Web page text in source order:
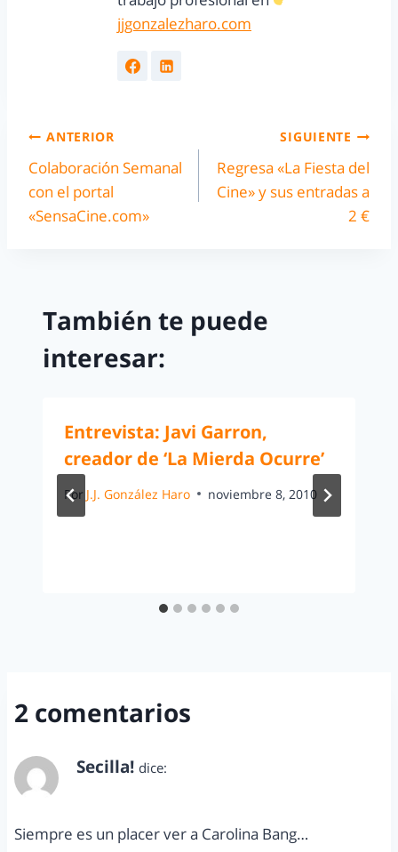
jjgonzalezharo.com
ANTERIOR
Colaboración Semanal
con el portal
«SensaCine.com»
SIGUIENTE
Regresa «La Fiesta del
Cine» y sus entradas a
2 €
También te puede
interesar:
Entrevista: Javi Garron,
creador de ‘La Mierda Ocurre’
Por J.J. González Haro noviembre 8, 2010
2 comentarios
Secilla! dice:
Siempre es un placer ver a Carolina Bang…